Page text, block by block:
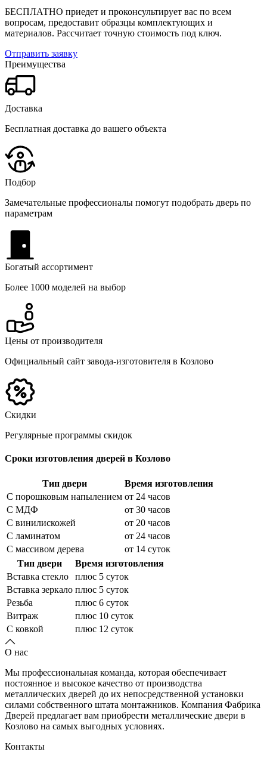
БЕСПЛАТНО приедет и проконсультирует вас по всем
вопросам, предоставит образцы комплектующих и
материалов. Рассчитает точную стоимость под ключ.
Отправить заявку
Преимущества
Доставка
Бесплатная доставка до вашего объекта
Подбор
Замечательные профессионалы помогут подобрать дверь по
параметрам
Богатый ассортимент
Более 1000 моделей на выбор
Цены от производителя
Официальный сайт завода-изготовителя в Козлово
Скидки
Регулярные программы скидок
Сроки изготовления дверей в Козлово
Тип двери
Время изготовления
С порошковым напылением от 24 часов
С МДФ
от 30 часов
С винилискожей
от 20 часов
С ламинатом
от 24 часов
С массивом дерева
от 14 суток
Тип двери
Время изготовления
Вставка стекло
плюс 5 суток
Вставка зеркало плюс 5 суток
Резьба
плюс 6 суток
Витраж
плюс 10 суток
С ковкой
плюс 12 суток
О нас
Мы профессиональная команда, которая обеспечивает
постоянное и высокое качество от производства
металлических дверей до их непосредственной установки
силами собственного штата монтажников. Компания Фабрика
Дверей предлагает вам приобрести металлические двери в
Козлово на самых выгодных условиях.
Контакты